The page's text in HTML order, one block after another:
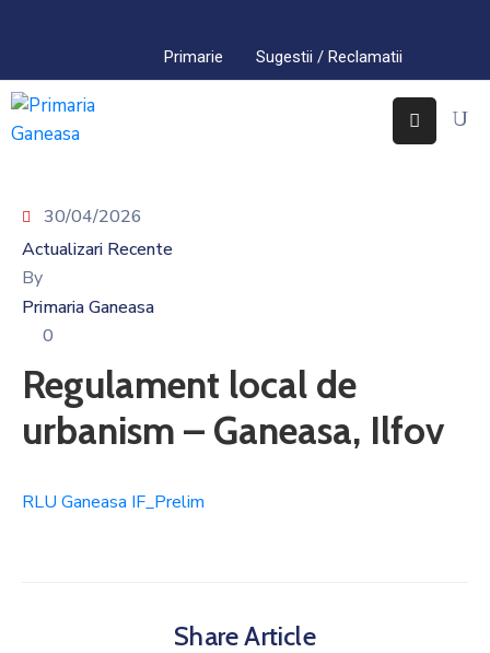
Primarie Sugestii / Reclamatii
Acasa
Primaria
Interes
Public
Comuna
Contact
30/04/2026
Actualizari Recente
By
Primaria Ganeasa
0
Regulament local de
urbanism – Ganeasa, Ilfov
RLU Ganeasa IF_Prelim
Share Article